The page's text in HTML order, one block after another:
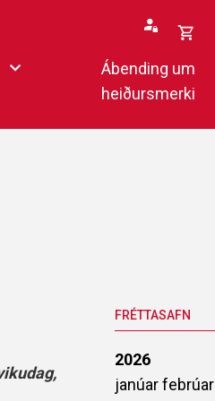
Ábending um
heiðursmerki
Opna
körfu
FRÉTTASAFN
2026
janúarfebrúar